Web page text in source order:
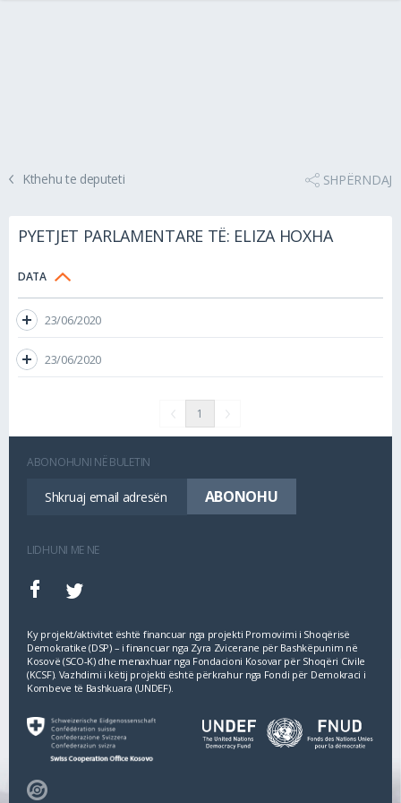
Kthehu te deputeti SHPËRNDAJ
PYETJET PARLAMENTARE TË: ELIZA HOXHA
DATA
23/06/2020
23/06/2020
1
ABONOHUNI NË BULETIN
LIDHUNI ME NE
Ky projekt/aktivitet është financuar nga projekti Promovimi i Shoqërisë
Demokratike (DSP) – i financuar nga Zyra Zvicerane për Bashkëpunim në
Kosovë (SCO‐K) dhe menaxhuar nga Fondacioni Kosovar për Shoqëri Civile
(KCSF). Vazhdimi i këtij projekti është përkrahur nga Fondi për Demokraci i
Kombeve të Bashkuara (UNDEF).